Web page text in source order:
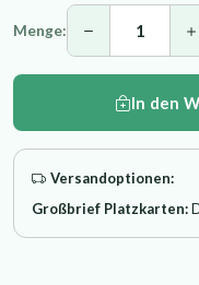
Menge:
In den
Versandoptionen:
Großbrief Platzkarten: